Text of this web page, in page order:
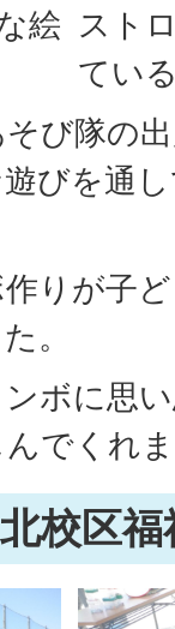
絵 スト
てい
び隊の
びを通
りが子
。
ボに思
でくれ
校区